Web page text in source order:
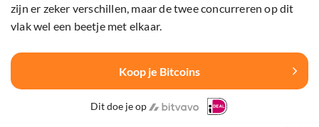
zijn er zeker verschillen, maar de twee concurreren op dit
vlak wel een beetje met elkaar.
Koop je Bitcoins
Dit doe je op